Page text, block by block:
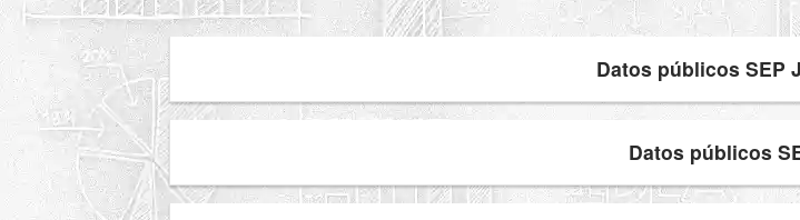
Datos públicos SEP
Datos públicos